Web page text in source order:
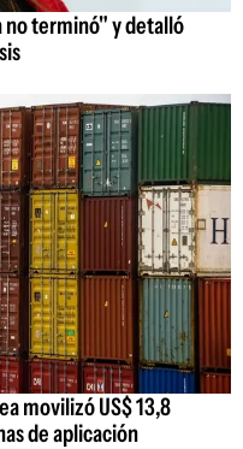
no terminó" y detalló
movilizó US$ 13,8
de aplicación